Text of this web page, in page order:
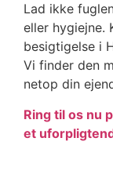
Lad ikke
eller hygiejne.
besigtigelse i
Vi finder den
netop din
Ring til os nu
et